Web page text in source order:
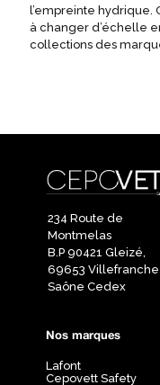
l’empreinte hydrique.
à changer d’échelle
collections des
234 Route de
Montmelas
B.P 90421 Gleizé,
69653 Villefranche
Saône Cedex
Nos marques
Lafont
Cepovett Safety